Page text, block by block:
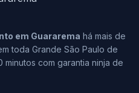
em Guararema há mais de
toda Grande São Paulo de
minutos com garantia ninja de